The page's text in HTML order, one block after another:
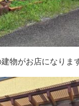
物がお店になりま